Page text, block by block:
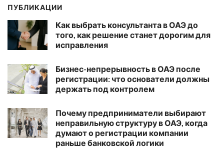
ПУБЛИКАЦИИ
Как выбрать консультанта в ОАЭ до
того, как решение станет дорогим для
исправления
Бизнес-непрерывность в ОАЭ после
регистрации: что основатели должны
держать под контролем
Почему предприниматели выбирают
неправильную структуру в ОАЭ, когда
думают о регистрации компании
раньше банковской логики